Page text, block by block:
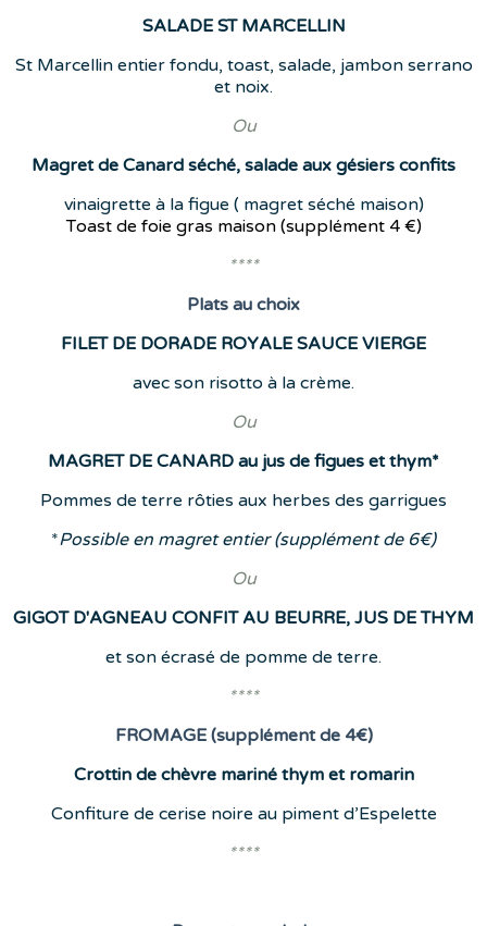
SALADE ST MARCELLIN
St Marcellin entier fondu, toast, salade, jambon serrano
et noix.
Ou
Magret de Canard séché, salade aux gésiers confits
vinaigrette à la figue ( magret séché maison)
Toast de foie gras maison (supplément 4 €)
****
Plats au choix
FILET DE DORADE ROYALE SAUCE VIERGE
avec son risotto à la crème.
Ou
MAGRET DE CANARD au jus de figues et thym*
Pommes de terre rôties aux herbes des garrigues
*Possible en magret entier (supplément de 6€)
Ou
GIGOT D'AGNEAU CONFIT AU BEURRE, JUS DE THYM
et son écrasé de pomme de terre.
****
FROMAGE (supplément de 4€)
Crottin de chèvre mariné thym et romarin
Confiture de cerise noire au piment d’Espelette
****